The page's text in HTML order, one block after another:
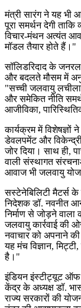
मंत्री सारंग ने यह भी
पूरा समर्थन देगी
विचार-मंथन अत्यंत
मॉडल तैयार होते हैं।"
सॉलिडरिदाद के
और बदलते मौसम में
"सच्ची जलवायु
और समेकित नीति
आजीविका,
कार्यक्रम में
डेवलपमेंट और
जोर दिया। साथ ही,
वाली संस्थागत
आवाज भी जलवायु
सस्टेनेबिलिटी मैटर्स
निदेशक डॉ. नवनीत
निर्माण से जोड़ने
जलवायु कार्रवाई की
नवाचार को अपनाने
यह मंच विज्ञान,
है।"
इंडियन इंस्टीट्यूट ऑफ
केंद्र के अध्यक्ष डॉ.
राज्य सरकारों की